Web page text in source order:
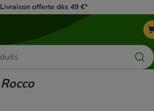
Livraison offerte dès 49 €*
Rocco